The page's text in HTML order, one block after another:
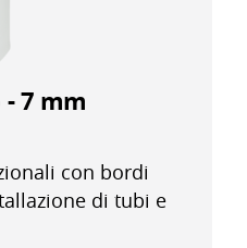
7 mm
con bordi
di tubi e